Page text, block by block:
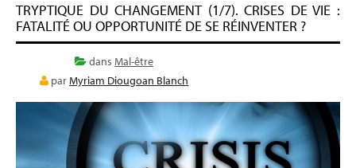
FORMATIONS
E-LEARNING
TRYPTIQUE DU CHANGEMENT (1/7). CRISES DE VIE :
FATALITÉ OU OPPORTUNITÉ DE SE RÉINVENTER ?
dans Mal-être
parMyriam Diougoan Blanch